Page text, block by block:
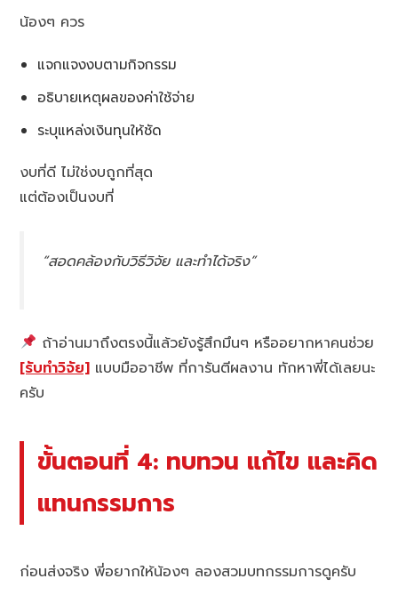
น้องๆ ควร
แจกแจงงบตามกิจกรรม
อธิบายเหตุผลของค่าใช้จ่าย
ระบุแหล่งเงินทุนให้ชัด
งบที่ดี ไม่ใช่งบถูกที่สุด
แต่ต้องเป็นงบที่
“สอดคล้องกับวิธีวิจัย และทำได้จริง”
ถ้าอ่านมาถึงตรงนี้แล้วยังรู้สึกมึนๆ หรืออยากหาคนช่วย
[รับทำวิจัย] แบบมืออาชีพ ที่การันตีผลงาน ทักหาพี่ได้เลยนะ
ครับ
ขั้นตอนที่ 4: ทบทวน แก้ไข และคิด
แทนกรรมการ
ก่อนส่งจริง พี่อยากให้น้องๆ ลองสวมบทกรรมการดูครับ